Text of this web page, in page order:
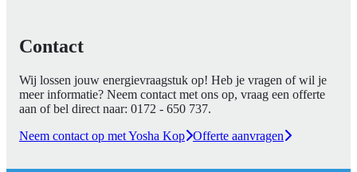
Contact
Wij lossen jouw energievraagstuk op! Heb je vragen of wil je
meer informatie? Neem contact met ons op, vraag een offerte
aan of bel direct naar: 0172 - 650 737.
Neem contact op met Yosha Kop Offerte aanvragen